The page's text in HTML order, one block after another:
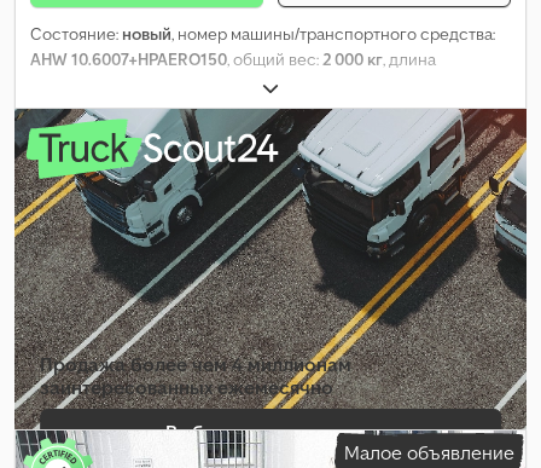
Состояние: новый, номер машины/транспортного средства:
AHW 10.6007+HPAERO150, общий вес:2 000 кг, длина
, ширина пространства для
загрузки:1 510 мм, высота грузового отсека:1 500 мм, Год
выпуска:2026, Оборудование: попал в аварию
Продажа более чем 4 миллионам
заинтересованных ежемесячно
Выбрать пакет дилера
Малое объявление